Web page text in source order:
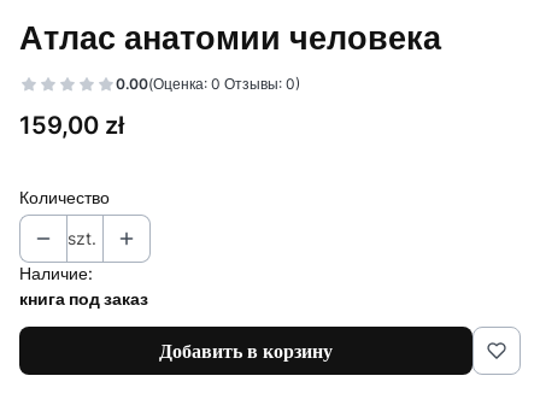
Атлас анатомии человека
0.00(Оценка: 0 Отзывы: 0)
Цена
159,00 zł
Количество
szt.
Наличие:
книга под заказ
Добавить в корзину